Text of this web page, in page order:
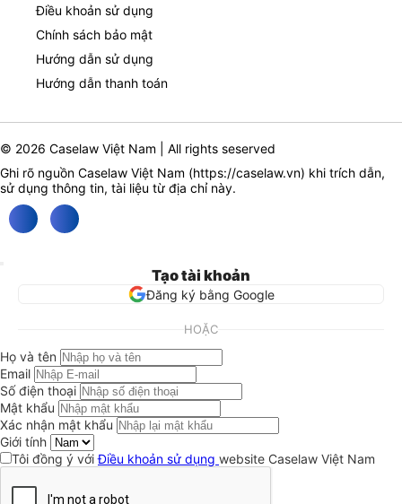
Điều khoản sử dụng
Chính sách bảo mật
Hướng dẫn sử dụng
Hướng dẫn thanh toán
© 2026 Caselaw Việt Nam | All rights seserved
Ghi rõ nguồn Caselaw Việt Nam (https://caselaw.vn) khi trích dẫn,
sử dụng thông tin, tài liệu từ địa chỉ này.
Tạo tài khoản
Đăng ký bằng Google
HOẶC
Họ và tên
Email
Số điện thoại
Mật khẩu
Xác nhận mật khẩu
Giới tính
Tôi đồng ý vớiĐiều khoản sử dụng website Caselaw Việt Nam